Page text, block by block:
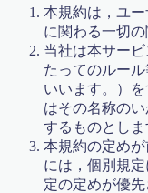
ディベート講
デモ(ふるやま
デモプリセット
デモプリセット
デモプリセット
トップページ
トップページ
ブリッジ×マス
ブリッジとマ
ブログ
本規約は，ユ
に関わる一切
当社は本サー
たってのルー
いいます。）
はその名称の
するものとしま
本規約の定め
には，個別規
定の定めが優先